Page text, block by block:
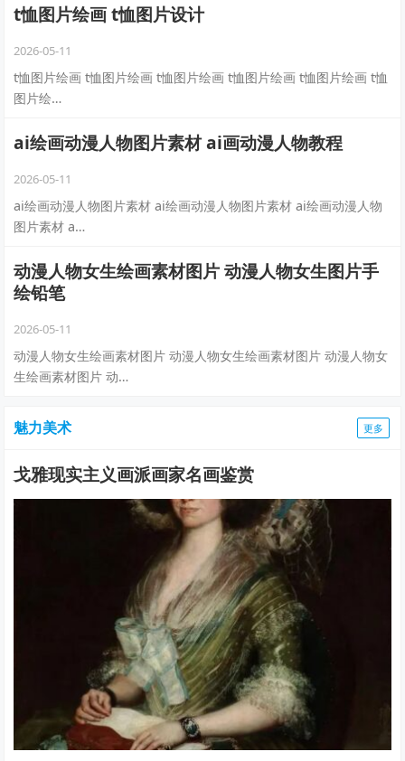
t恤图片绘画 t恤图片设计
2026-05-11
t恤图片绘画 t恤图片绘画 t恤图片绘画 t恤图片绘画 t恤图片绘画 t恤
图片绘…
ai绘画动漫人物图片素材 ai画动漫人物教程
2026-05-11
ai绘画动漫人物图片素材 ai绘画动漫人物图片素材 ai绘画动漫人物
图片素材 a…
动漫人物女生绘画素材图片 动漫人物女生图片手
绘铅笔
2026-05-11
动漫人物女生绘画素材图片 动漫人物女生绘画素材图片 动漫人物女
生绘画素材图片 动…
魅力美术 更多
戈雅现实主义画派画家名画鉴赏